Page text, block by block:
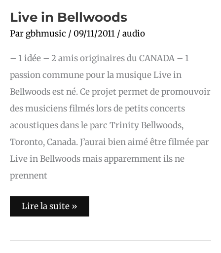
Live in Bellwoods
Par gbhmusic / 09/11/2011 / audio
– 1 idée – 2 amis originaires du CANADA – 1
passion commune pour la musique Live in
Bellwoods est né. Ce projet permet de promouvoir
des musiciens filmés lors de petits concerts
acoustiques dans le parc Trinity Bellwoods,
Toronto, Canada. J’aurai bien aimé être filmée par
Live in Bellwoods mais apparemment ils ne
prennent
Live
in
Bellwoods
Lire la suite »